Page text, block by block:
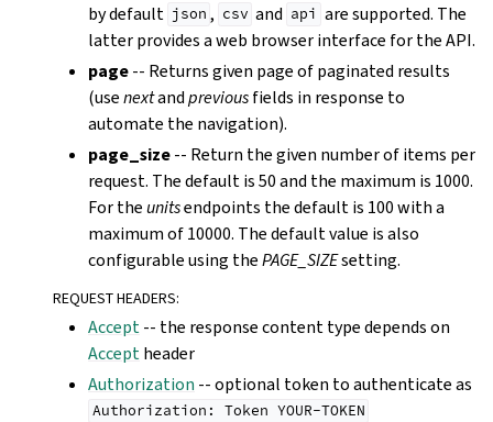
by default json , csv and api are supported. The
latter provides a web browser interface for the API.
page-- Returns given page of paginated results
(usenextandpreviousfields in response to
automate the navigation).
page_size-- Return the given number of items per
request. The default is 50 and the maximum is 1000.
For theunitsendpoints the default is 100 with a
maximum of 10000. The default value is also
configurable using thePAGE_SIZEsetting.
REQUEST HEADERS:
Accept-- the response content type depends on
Acceptheader
Authorization -- optional token to authenticate as
Authorization: Token YOUR-TOKEN